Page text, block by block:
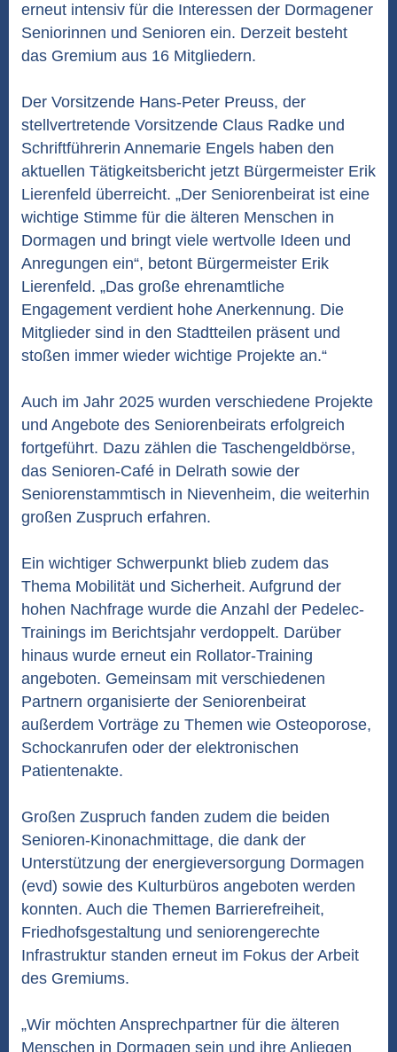
erneut intensiv für die Interessen der Dormagener
Seniorinnen und Senioren ein. Derzeit besteht
das Gremium aus 16 Mitgliedern.
Der Vorsitzende Hans-Peter Preuss, der
stellvertretende Vorsitzende Claus Radke und
Schriftführerin Annemarie Engels haben den
aktuellen Tätigkeitsbericht jetzt Bürgermeister Erik
Lierenfeld überreicht. „Der Seniorenbeirat ist eine
wichtige Stimme für die älteren Menschen in
Dormagen und bringt viele wertvolle Ideen und
Anregungen ein“, betont Bürgermeister Erik
Lierenfeld. „Das große ehrenamtliche
Engagement verdient hohe Anerkennung. Die
Mitglieder sind in den Stadtteilen präsent und
stoßen immer wieder wichtige Projekte an.“
Auch im Jahr 2025 wurden verschiedene Projekte
und Angebote des Seniorenbeirats erfolgreich
fortgeführt. Dazu zählen die Taschengeldbörse,
das Senioren-Café in Delrath sowie der
Seniorenstammtisch in Nievenheim, die weiterhin
großen Zuspruch erfahren.
Ein wichtiger Schwerpunkt blieb zudem das
Thema Mobilität und Sicherheit. Aufgrund der
hohen Nachfrage wurde die Anzahl der Pedelec-
Trainings im Berichtsjahr verdoppelt. Darüber
hinaus wurde erneut ein Rollator-Training
angeboten. Gemeinsam mit verschiedenen
Partnern organisierte der Seniorenbeirat
außerdem Vorträge zu Themen wie Osteoporose,
Schockanrufen oder der elektronischen
Patientenakte.
Großen Zuspruch fanden zudem die beiden
Senioren-Kinonachmittage, die dank der
Unterstützung der energieversorgung Dormagen
(evd) sowie des Kulturbüros angeboten werden
konnten. Auch die Themen Barrierefreiheit,
Friedhofsgestaltung und seniorengerechte
Infrastruktur standen erneut im Fokus der Arbeit
des Gremiums.
„Wir möchten Ansprechpartner für die älteren
Menschen in Dormagen sein und ihre Anliegen